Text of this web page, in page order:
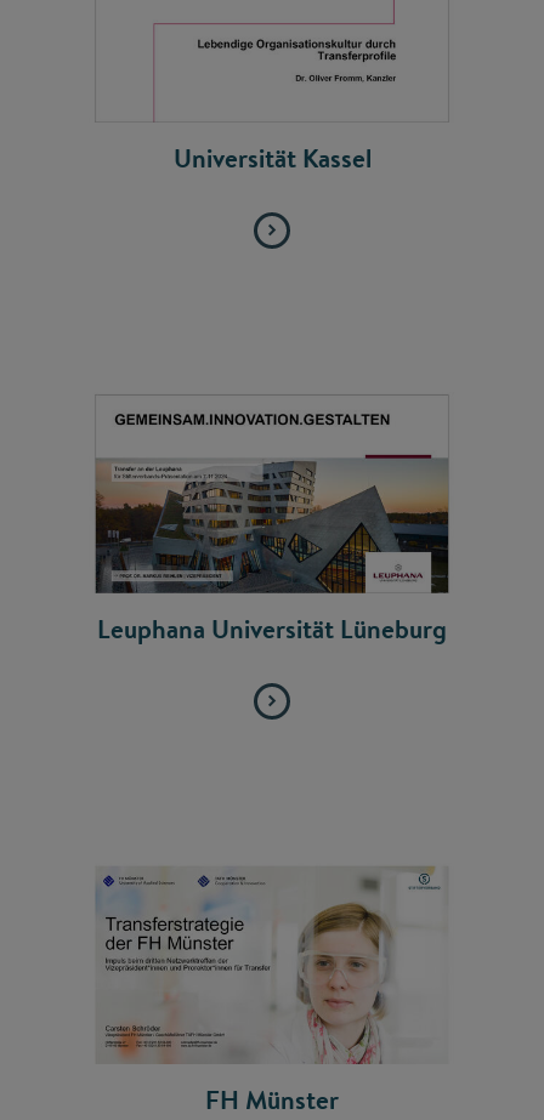
Universität Kassel
Leuphana Universität Lüneburg
FH Münster